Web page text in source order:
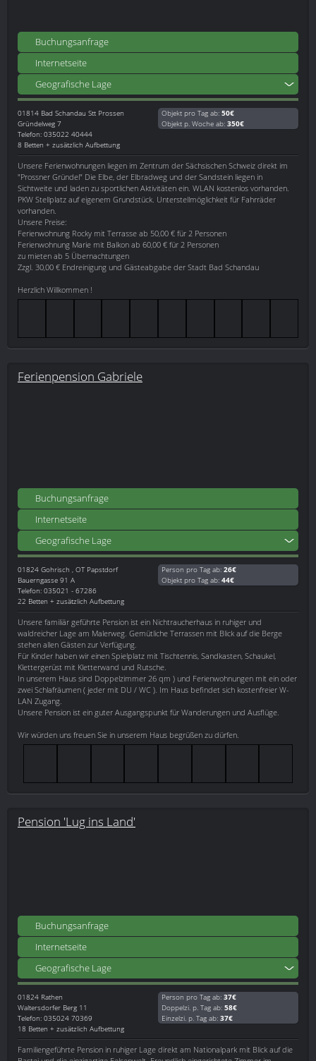
Buchungsanfrage
Internetseite
Geografische Lage
01814 Bad Schandau Stt Prossen
Gründelweg 7
Telefon: 035022 40444
8 Betten + zusätzlich Aufbettung
Objekt pro Tag ab: 50€
Objekt p. Woche ab: 350€
Unsere Ferienwohnungen liegen im Zentrum der Sächsischen Schweiz direkt im
"Prossner Gründel" Die Elbe, der Elbradweg und der Sandstein liegen in
Sichtweite und laden zu sportlichen Aktivitäten ein. WLAN kostenlos vorhanden.
PKW Stellplatz auf eigenem Grundstück. Unterstellmöglichkeit für Fahrräder
vorhanden.
Unsere Preise:
Ferienwohnung Rocky mit Terrasse ab 50,00 € für 2 Personen
Ferienwohnung Marie mit Balkon ab 60,00 € für 2 Personen
zu mieten ab 5 Übernachtungen
Zzgl. 30,00 € Endreinigung und Gästeabgabe der Stadt Bad Schandau
Herzlich Willkommen !
Ferienpension Gabriele
Buchungsanfrage
Internetseite
Geografische Lage
01824 Gohrisch , OT Papstdorf
Bauerngasse 91 A
Telefon: 035021 - 67286
22 Betten + zusätzlich Aufbettung
Person pro Tag ab: 26€
Objekt pro Tag ab: 44€
Unsere familiär geführte Pension ist ein Nichtraucherhaus in ruhiger und
waldreicher Lage am Malerweg. Gemütliche Terrassen mit Blick auf die Berge
stehen allen Gästen zur Verfügung.
Für Kinder haben wir einen Spielplatz mit Tischtennis, Sandkasten, Schaukel,
Klettergerüst mit Kletterwand und Rutsche.
In unserem Haus sind Doppelzimmer 26 qm ) und Ferienwohnungen mit ein oder
zwei Schlafräumen ( jeder mit DU / WC ). Im Haus befindet sich kostenfreier W-
LAN Zugang.
Unsere Pension ist ein guter Ausgangspunkt für Wanderungen und Ausflüge.
Wir würden uns freuen Sie in unserem Haus begrüßen zu dürfen.
Pension 'Lug ins Land'
Buchungsanfrage
Internetseite
Geografische Lage
01824 Rathen
Waltersdorfer Berg 11
Telefon: 035024 70369
18 Betten + zusätzlich Aufbettung
Person pro Tag ab: 37€
Doppelzi. p. Tag ab: 58€
Einzelzi. p. Tag ab: 37€
Familiengeführte Pension in ruhiger Lage direkt am Nationalpark mit Blick auf die